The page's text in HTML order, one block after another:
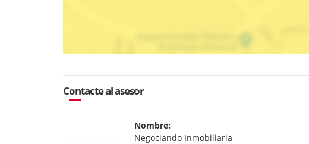
Contacte al asesor
Nombre:
Negociando Inmobiliaria